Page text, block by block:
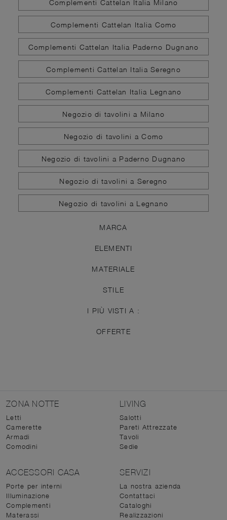
Complementi Cattelan Italia Milano
Complementi Cattelan Italia Como
Complementi Cattelan Italia Paderno Dugnano
Complementi Cattelan Italia Seregno
Complementi Cattelan Italia Legnano
Negozio di tavolini a Milano
Negozio di tavolini a Como
Negozio di tavolini a Paderno Dugnano
Negozio di tavolini a Seregno
Negozio di tavolini a Legnano
MARCA
ELEMENTI
MATERIALE
STILE
I PIÙ VISTI A :
OFFERTE
ZONA NOTTE
Letti
Camerette
Armadi
Comodini
LIVING
Salotti
Pareti Attrezzate
Tavoli
Sedie
ACCESSORI CASA
Porte per interni
Illuminazione
Complementi
Materassi
SERVIZI
La nostra azienda
Contattaci
Cataloghi
Realizzazioni